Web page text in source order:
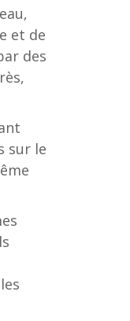
et de
des
sur le